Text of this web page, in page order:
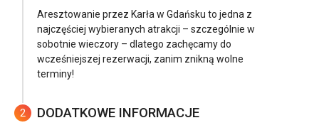
Aresztowanie przez Karła w Gdańsku to jedna z
najczęściej wybieranych atrakcji – szczególnie w
sobotnie wieczory – dlatego zachęcamy do
wcześniejszej rezerwacji, zanim znikną wolne
terminy!
2 DODATKOWE INFORMACJE